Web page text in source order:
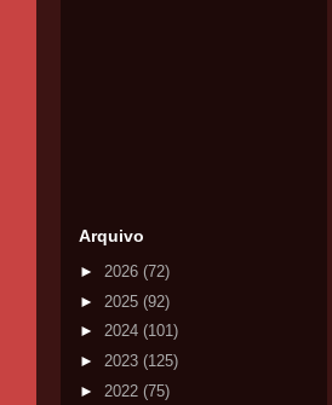
Arquivo
► 2026 (72)
► 2025 (92)
► 2024 (101)
► 2023 (125)
► 2022 (75)